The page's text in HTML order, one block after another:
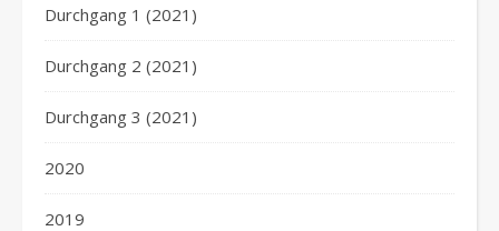
Durchgang 1 (2021)
Durchgang 2 (2021)
Durchgang 3 (2021)
2020
2019